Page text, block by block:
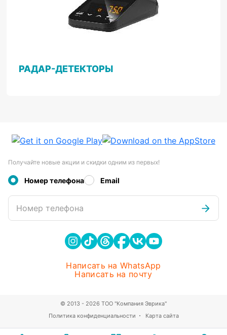
РАДАР-ДЕТЕКТОРЫ
Получайте новые акции и скидки одним из первых!
Номер телефона Email
Номер телефона
Написать на WhatsApp
Написать на почту
Политика конфиденциальности Карта сайта
© 2013 - 2026 ТОО "Компания Эврика"